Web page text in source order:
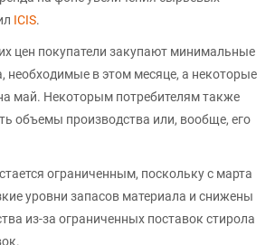
ICIS.
цен покупатели закупают минимальные
необходимые в этом месяце, а некоторые
май. Некоторым потребителям также
объемы производства или, вообще, его
ограниченным, поскольку с марта
уровни запасов материала и снижены
из-за ограниченных поставок стирола